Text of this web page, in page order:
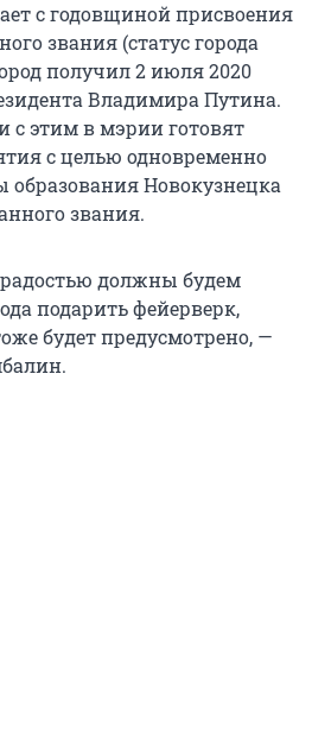
с годовщиной присвоения
звания (статус города
получил 2 июля 2020
Владимира Путина.
с этим в мэрии готовят
с целью одновременно
Новокузнецка
звания.
должны будем
подарить фейерверк,
будет предусмотрено, —